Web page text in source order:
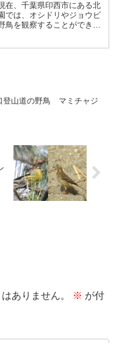
在、千葉県印西市にある北
では、オシドリやジョウビ
鳥を観察することができま
登山道の野鳥 マミチャジ
ありません。 ※ が付